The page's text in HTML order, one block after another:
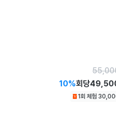
10%회당
1회 체험